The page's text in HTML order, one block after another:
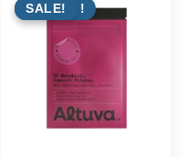
TILBUD !
SALE!